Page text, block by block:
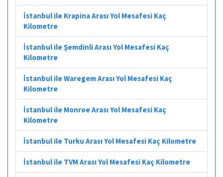
İstanbul ile Krapina Arası Yol Mesafesi Kaç
Kilometre
İstanbul ile Şemdinli Arası Yol Mesafesi Kaç
Kilometre
İstanbul ile Waregem Arası Yol Mesafesi Kaç
Kilometre
İstanbul ile Monroe Arası Yol Mesafesi Kaç
Kilometre
İstanbul ile Turku Arası Yol Mesafesi Kaç Kilometre
İstanbul ile TVM Arası Yol Mesafesi Kaç Kilometre